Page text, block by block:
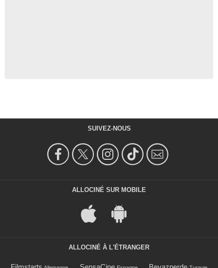
SUIVEZ-NOUS
ALLOCINÉ SUR MOBILE
ALLOCINÉ À L'ÉTRANGER